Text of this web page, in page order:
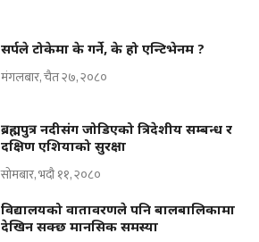
सर्पले टोकेमा के गर्ने, के हो एन्टिभेनम ?
मंगलबार, चैत २७, २०८०
ब्रह्मपुत्र नदीसंग जोडिएको त्रिदेशीय सम्बन्ध र
दक्षिण एशियाको सुरक्षा
सोमबार, भदौ ११, २०८०
विद्यालयको वातावरणले पनि बालबालिकामा
देखिन सक्छ मानसिक समस्या